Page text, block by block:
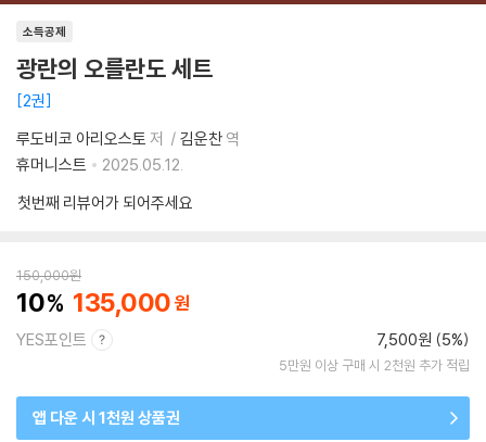
소득공제
광란의 오를란도 세트
2권
루도비코 아리오스토 저 김운찬 역
휴머니스트
2025.05.12.
첫번째 리뷰어가 되어주세요
150,000원
10 135,000
YES포인트 7,500원 (5%)
5만원 이상 구매 시 2천원 추가 적립
앱 다운 시 1천원 상품권